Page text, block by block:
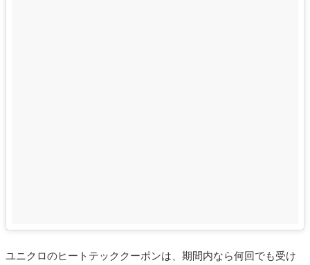
ユニクロのヒートテッククーポンは、期間内なら何回でも受け